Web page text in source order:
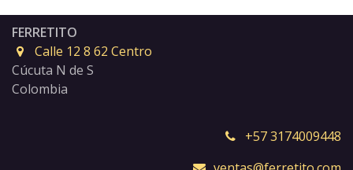
FERRETITO
Calle 12 8 62 Centro
Cúcuta N de S
Colombia
+57 3174009448